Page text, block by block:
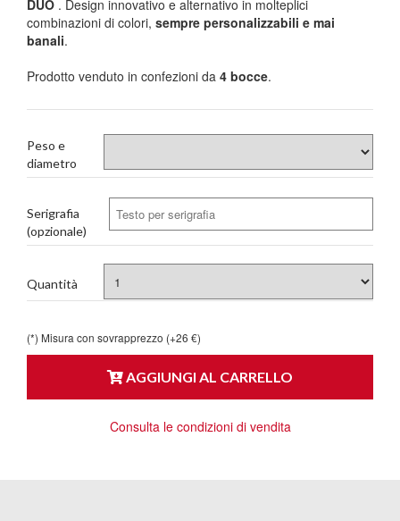
DUO . Design innovativo e alternativo in molteplici
combinazioni di colori, sempre personalizzabili e mai
banali.
Prodotto venduto in confezioni da 4 bocce.
Peso e
diametro
Serigrafia
(opzionale)
Quantità
(*) Misura con sovrapprezzo (+26 €)
AGGIUNGI AL CARRELLO
Consulta le condizioni di vendita